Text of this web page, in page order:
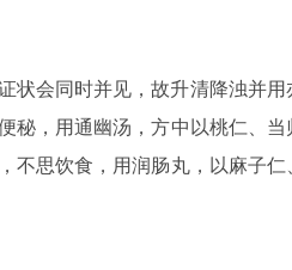
状会同时并见，故升清降浊并用
秘，用通幽汤，方中以桃仁、当
思饮食，用润肠丸，以麻子仁